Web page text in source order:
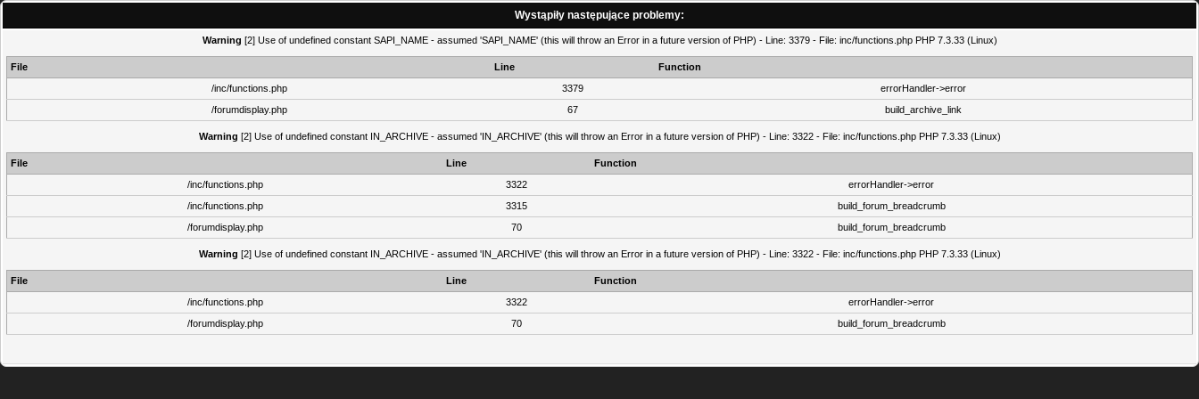
Wystąpiły następujące problemy:
Warning [2] Use of undefined constant SAPI_NAME - assumed 'SAPI_NAME' (this will throw an Error in a future version of PHP) - Line: 3379 - File: inc/functions.php PHP 7.3.33 (Linux)
File Line
Function
/inc/functions.php
3379
errorHandler->error
/forumdisplay.php
67 build_archive_link
Warning [2] Use of undefined constant IN_ARCHIVE - assumed 'IN_ARCHIVE' (this will throw an Error in a future version of PHP) - Line: 3322 - File: inc/functions.php PHP 7.3.33 (Linux)
File Line
Function
/inc/functions.php
3322
errorHandler->error
/inc/functions.php
3315
build_forum_breadcrumb
/forumdisplay.php
70 build_forum_breadcrumb
Warning [2] Use of undefined constant IN_ARCHIVE - assumed 'IN_ARCHIVE' (this will throw an Error in a future version of PHP) - Line: 3322 - File: inc/functions.php PHP 7.3.33 (Linux)
File Line
Function
/inc/functions.php
3322
errorHandler->error
/forumdisplay.php
70 build_forum_breadcrumb